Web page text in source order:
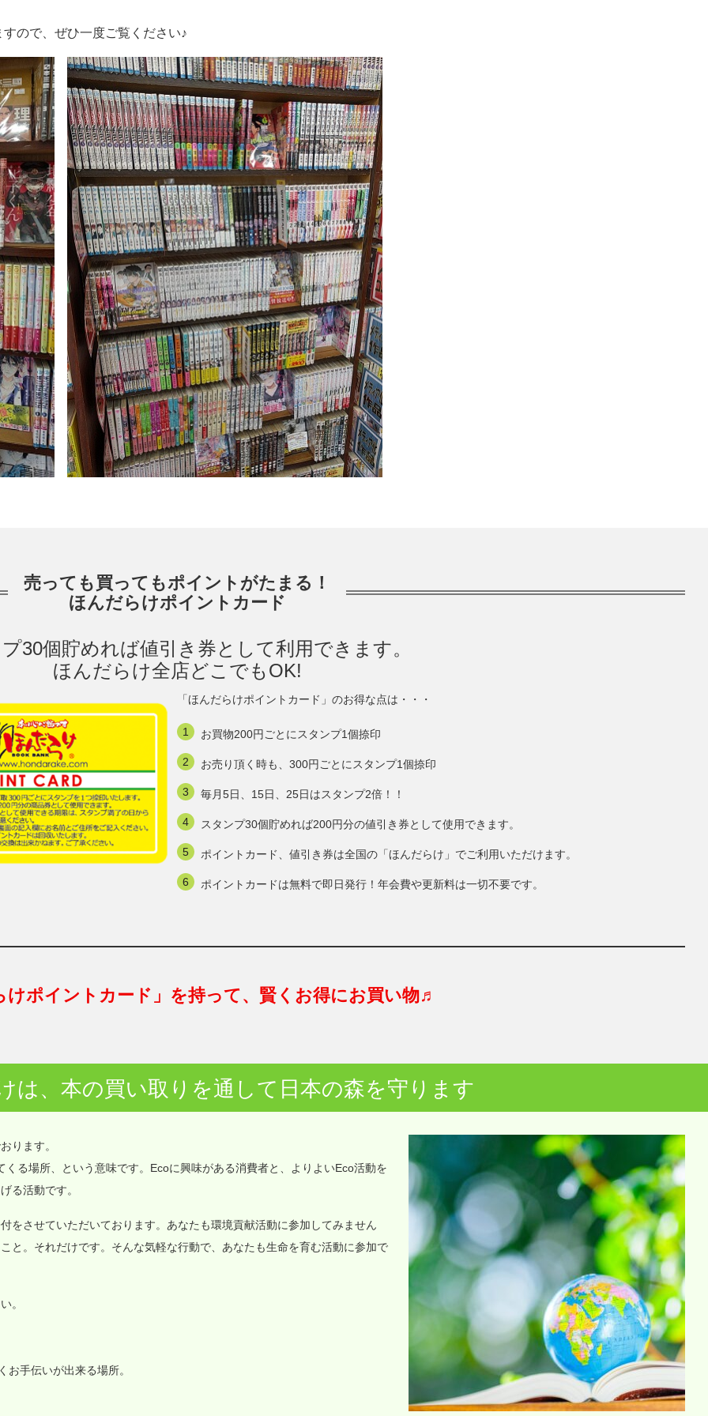
ので、ぜひ一度ご覧ください♪
売っても買ってもポイントがたまる！
ほんだらけポイントカード
30個貯めれば値引き券として利用できます。
ほんだらけ全店どこでもOK!
「ほんだらけポイントカード」のお得な点は・・・
お買物200円ごとにスタンプ1個捺印
お売り頂く時も、300円ごとにスタンプ1個捺印
毎月5日、15日、25日はスタンプ2倍！！
スタンプ30個貯めれば200円分の値引き券として使用できます。
ポイントカード、値引き券は全国の「ほんだらけ」でご利用いただけます。
ポイントカードは無料で即日発行！年会費や更新料は一切不要です。
けポイントカード」を持って、賢くお得にお買い物♬
は、本の買い取りを通して日本の森を守ります
ります。
る場所、という意味です。Ecoに興味がある消費者と、よりよいEco活動を
る活動です。
をさせていただいております。あなたも環境貢献活動に参加してみません
と。それだけです。そんな気軽な行動で、あなたも生命を育む活動に参加で
。
手伝いが出来る場所。